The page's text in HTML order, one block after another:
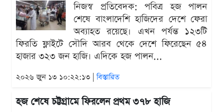
নিজস্ব প্রতিবেদক: পবিত্র হজ পালন
শেষে বাংলাদেশি হাজিদের দেশে ফেরা
অব্যাহত রয়েছে। এখন পর্যন্ত ১২৩টি
ফিরতি ফ্লাইটে সৌদি আরব থেকে দেশে ফিরেছেন ৫৪
হাজার ৩২৩ জন হাজি। এদিকে হজ পালন...
২০২৬ জুন ১৩ ১০:২২:১৩ |বিস্তারিত
হজ শেষে চট্টগ্রামে ফিরলেন প্রথম ৩৭৮ হাজি